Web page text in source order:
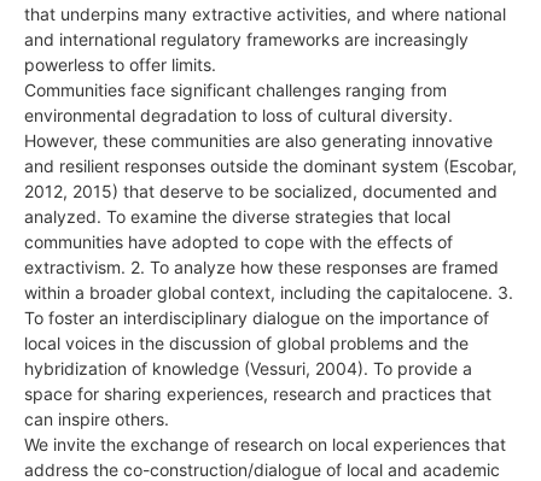
that underpins many extractive activities, and where national
and international regulatory frameworks are increasingly
powerless to offer limits.
Communities face significant challenges ranging from
environmental degradation to loss of cultural diversity.
However, these communities are also generating innovative
and resilient responses outside the dominant system (Escobar,
2012, 2015) that deserve to be socialized, documented and
analyzed. To examine the diverse strategies that local
communities have adopted to cope with the effects of
extractivism. 2. To analyze how these responses are framed
within a broader global context, including the capitalocene. 3.
To foster an interdisciplinary dialogue on the importance of
local voices in the discussion of global problems and the
hybridization of knowledge (Vessuri, 2004). To provide a
space for sharing experiences, research and practices that
can inspire others.
We invite the exchange of research on local experiences that
address the co-construction/dialogue of local and academic